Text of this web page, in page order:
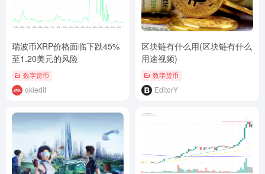
瑞波币XRP价格面临下跌45%
至1.20美元的风险
数字货币
qkledit
区块链有什么用(区块链有什么
用途视频)
数字货币
EditorY